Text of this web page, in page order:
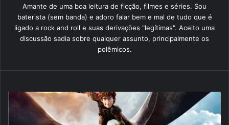
Amante de uma boa leitura de ficção, filmes e séries. Sou
baterista (sem banda) e adoro falar bem e mal de tudo que é
ligado a rock and roll e suas derivações "legítimas". Aceito uma
discussão sadia sobre qualquer assunto, principalmente os
polêmicos.